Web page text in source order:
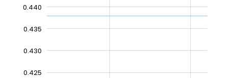
0.440
0.425
0.430
0.435
0.440